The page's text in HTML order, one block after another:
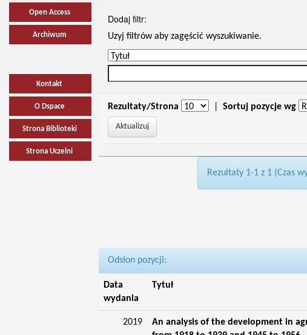
Open Access
Archiwum
Kontakt
O Dspace
Strona Biblioteki
Strona Uczelni
Dodaj filtr:
Uzyj filtrów aby zagęścić wyszukiwanie.
Rezultaty/Strona Sortuj pozycje wg
Rezultaty 1-1 z 1 (Czas
Odsłon pozycji:
Data
wydania
Tytuł
2019
An analysis of the development in